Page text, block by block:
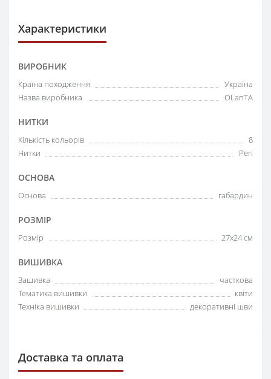
Характеристики
ВИРОБНИК
Країна походження
Україна
Назва виробника
OLanTА
НИТКИ
Кількість кольорів
8
Нитки
Peri
ОСНОВА
Основа габардин
РОЗМІР
Розмір 27х24 см
ВИШИВКА
Зашивка
часткова
Тематика вишивки
квіти
Техніка вишивки
декоративні шви
Доставка та оплата